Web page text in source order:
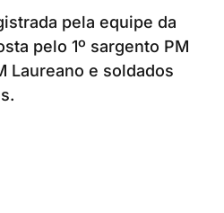
pela equipe da
pelo 1º sargento PM
Laureano e soldados